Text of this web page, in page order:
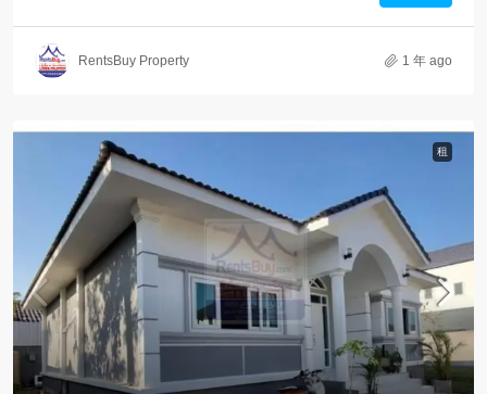
RentsBuy Property 1 年 ago
租